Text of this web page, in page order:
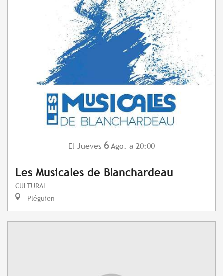
El Jueves 6 Ago. a 20:00
Les Musicales de Blanchardeau
CULTURAL
Pléguien